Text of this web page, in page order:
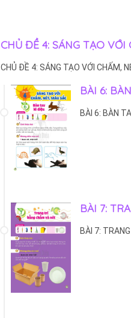
CHỦ ĐỀ 4: SÁNG TẠO VỚI
CHỦ ĐỀ 4: SÁNG TẠO VỚI CHẤM,
BÀI 6:
BÀI 6: BÀN
BÀI 7:
BÀI 7: